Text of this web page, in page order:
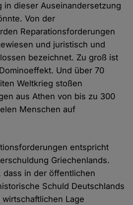
in dieser Auseinandersetzung
Von der
Reparationsforderungen
und juristisch und
bezeichnet. Zu groß ist
Und über 70
Weltkrieg stoßen
aus Athen von bis zu 300
Menschen auf
entspricht
Griechenlands.
dass in der öffentlichen
Schuld Deutschlands
Lage